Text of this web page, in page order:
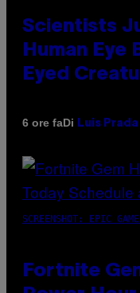
Scientists
Human Eye
Eyed
6 ore faDi Luis Prada
SCREENSHOT: EPIC
Fortnite